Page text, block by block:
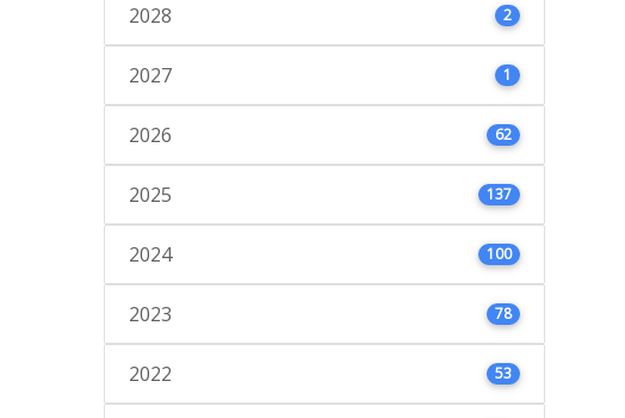
2028 2
2027 1
2026 62
2025 137
2024 100
2023 78
2022 53